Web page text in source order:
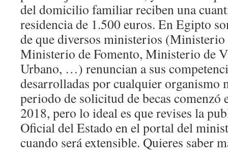
del domicilio familiar reciben una
residencia de 1.500 euros. En Egipto
de que diversos ministerios (Ministerio
Ministerio de Fomento, Ministerio de
Urbano, …) renuncian a sus
desarrolladas por cualquier organismo
periodo de solicitud de becas comenzó
2018, pero lo ideal es que revises la
Oficial del Estado en el portal del
cuando será extensible. Quieres saber